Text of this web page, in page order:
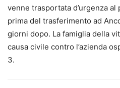
venne trasportata d’urgenza
prima del trasferimento ad
giorni dopo. La famiglia della
causa civile contro l’azienda
3.